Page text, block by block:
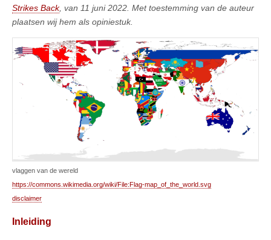
Strikes Back, van 11 juni 2022. Met toestemming van de auteur
plaatsen wij hem als opiniestuk.
vlaggen van de wereld
https://commons.wikimedia.org/wiki/File:Flag-map_of_the_world.svg
disclaimer
Inleiding